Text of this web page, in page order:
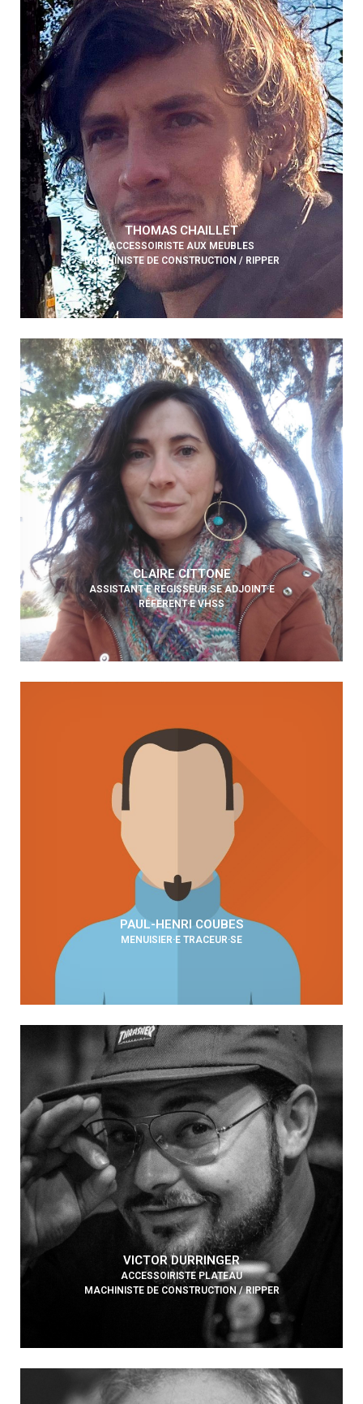
THOMAS CHAILLET
ACCESSOIRISTE AUX MEUBLES
MACHINISTE DE CONSTRUCTION / RIPPER
CLAIRE CITTONE
ASSISTANT·E RÉGISSEUR·SE ADJOINT·E
RÉFÉRENT·E VHSS
PAUL-HENRI COUBES
MENUISIER·E TRACEUR·SE
VICTOR DURRINGER
ACCESSOIRISTE PLATEAU
MACHINISTE DE CONSTRUCTION / RIPPER